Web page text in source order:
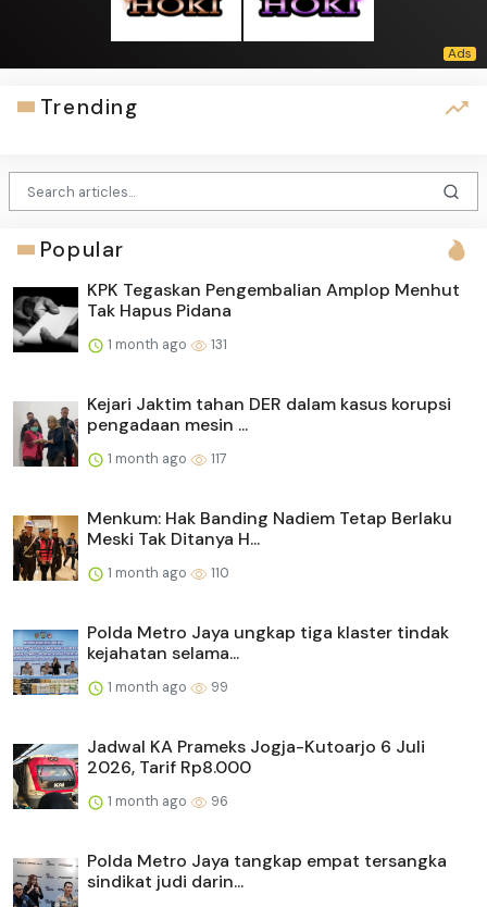
Trending
Popular
KPK Tegaskan Pengembalian Amplop Menhut
Tak Hapus Pidana
1 month ago 131
Kejari Jaktim tahan DER dalam kasus korupsi
pengadaan mesin ...
1 month ago 117
Menkum: Hak Banding Nadiem Tetap Berlaku
Meski Tak Ditanya H...
1 month ago 110
Polda Metro Jaya ungkap tiga klaster tindak
kejahatan selama...
1 month ago 99
Jadwal KA Prameks Jogja-Kutoarjo 6 Juli
2026, Tarif Rp8.000
1 month ago 96
Polda Metro Jaya tangkap empat tersangka
sindikat judi darin...